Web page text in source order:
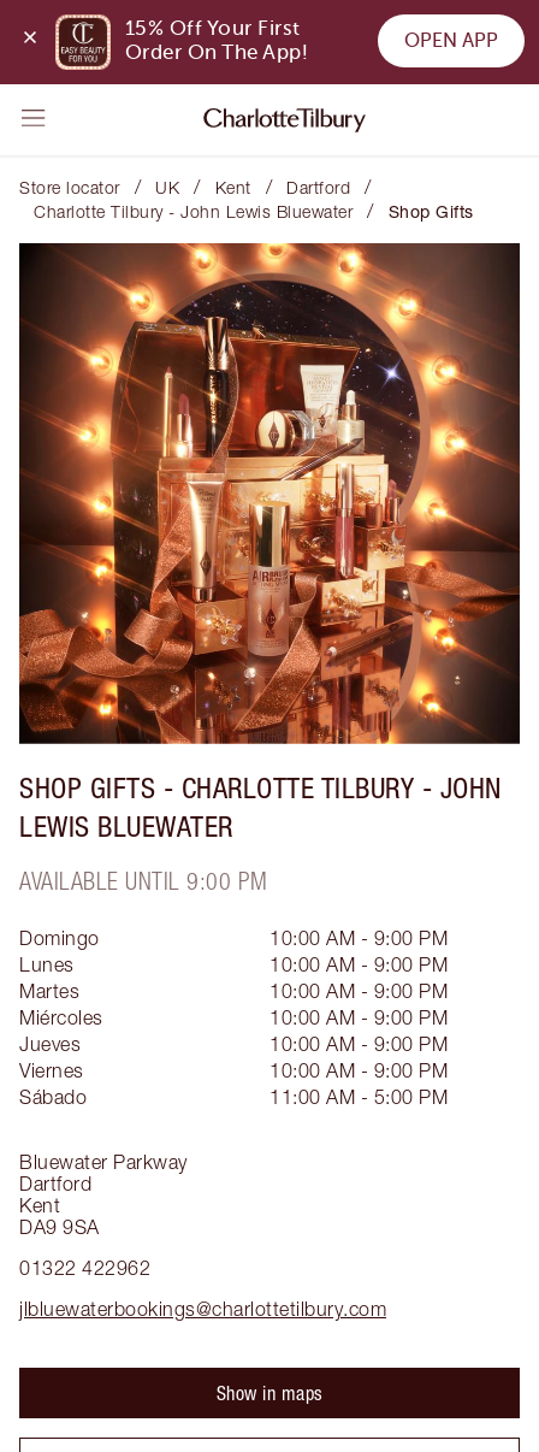
15% Off Your First
Order On The App!
OPEN APP
Store locator / UK / Kent / Dartford /
Charlotte Tilbury - John Lewis Bluewater / Shop Gifts
SHOP GIFTS - CHARLOTTE TILBURY - JOHN
LEWIS BLUEWATER
AVAILABLE UNTIL 9:00 PM
Bluewater Parkway
Dartford
Kent
DA9 9SA
01322 422962
jlbluewaterbookings@charlottetilbury.com
Domingo
10:00 AM - 9:00 PM
Lunes
10:00 AM - 9:00 PM
Martes
10:00 AM - 9:00 PM
Miércoles
10:00 AM - 9:00 PM
Jueves
10:00 AM - 9:00 PM
Viernes
10:00 AM - 9:00 PM
Sábado
11:00 AM - 5:00 PM
Show in maps